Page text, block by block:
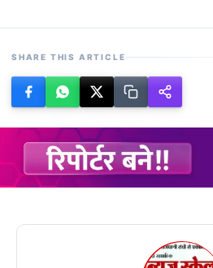
SHARE THIS ARTICLE